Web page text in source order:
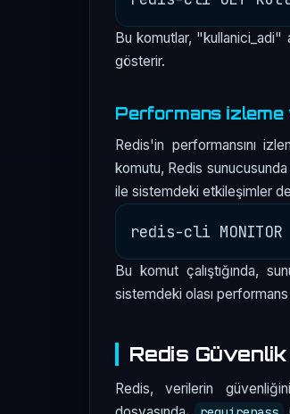
Bu komutlar, "kullanici_adi"
gösterir.
Performans İzleme
Redis'in performansını
komutu, Redis
ile sistemdeki etkileşimler
Bu komut çalıştığında,
sistemdeki olası performans
Redis
Redis, verilerin